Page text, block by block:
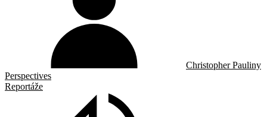
Christopher Pauliny
Perspectives
Reportáže